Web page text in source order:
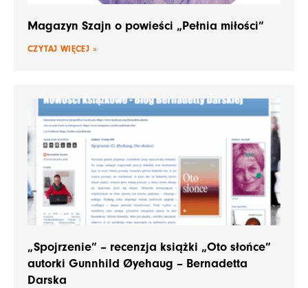
Magazyn Szajn o powieści „Pełnia miłości”
CZYTAJ WIĘCEJ »
„Spojrzenie” – recenzja książki „Oto słońce”
autorki Gunnhild Øyehaug – Bernadetta
Darska